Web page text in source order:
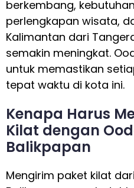
berkembang,
perlengkapan wisata,
Kalimantan dari
semakin meningkat.
untuk memastikan
tepat waktu di kota ini.
Kenapa Harus
Kilat dengan
Balikpapan
Mengirim paket kilat